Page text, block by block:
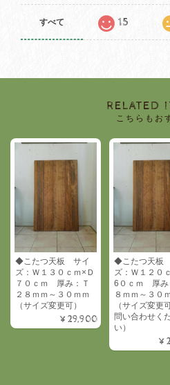
すべて 15
RELATED
こちらもお
◆こたつ天板 サイ
ズ：Ｗ１３０ｃｍ×Ｄ
７０ｃｍ 厚み：Ｔ
２８ｍｍ～３０ｍｍ
（サイズ変更可）
¥29,900
◆こたつ天板
ズ：Ｗ１２０
6０ｃｍ 厚み
８ｍｍ～３０
（サイズ変
問い合わせく
い）